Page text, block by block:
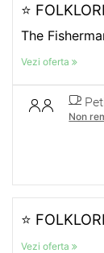
⭐
The
Vezi oferta
Non
⭐
Vezi oferta